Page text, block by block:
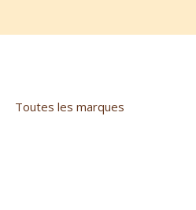
Toutes les marques